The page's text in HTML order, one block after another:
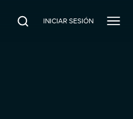
INICIAR SESIÓN